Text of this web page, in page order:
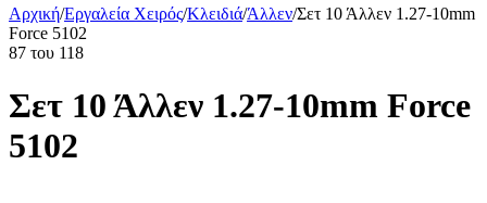
Αρχική/Εργαλεία Χειρός/Κλειδιά/Άλλεν/Σετ 10 Άλλεν 1.27-10mm
Force 5102
87 του 118
Σετ 10 Άλλεν 1.27-10mm Force
5102